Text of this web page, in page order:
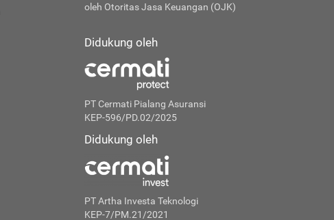
oleh Otoritas Jasa Keuangan (OJK)
Didukung oleh
PT Cermati Pialang Asuransi
KEP-596/PD.02/2025
Didukung oleh
PT Artha Investa Teknologi
KEP-7/PM.21/2021